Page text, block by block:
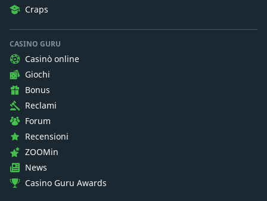
Craps
CASINO GURU
Casinò online
Giochi
Bonus
Reclami
Forum
Recensioni
ZOOMin
News
Casino Guru Awards